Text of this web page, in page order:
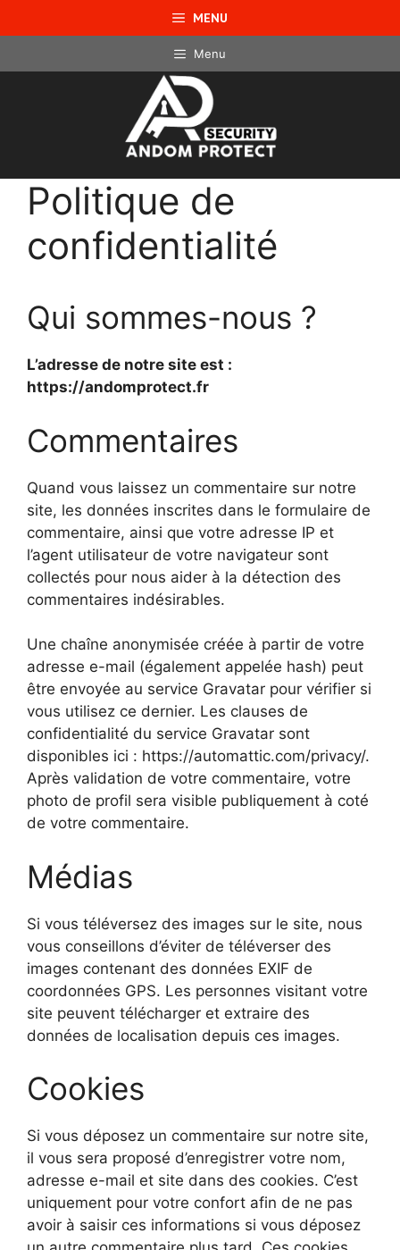
au
MENU
Menu
Politique de
confidentialité
Qui sommes-nous ?
L’adresse de notre site est :
https://andomprotect.fr
Commentaires
Quand vous laissez un commentaire sur notre
site, les données inscrites dans le formulaire de
commentaire, ainsi que votre adresse IP et
l’agent utilisateur de votre navigateur sont
collectés pour nous aider à la détection des
commentaires indésirables.
Une chaîne anonymisée créée à partir de votre
adresse e-mail (également appelée hash) peut
être envoyée au service Gravatar pour vérifier si
vous utilisez ce dernier. Les clauses de
confidentialité du service Gravatar sont
disponibles ici : https://automattic.com/privacy/.
Après validation de votre commentaire, votre
photo de profil sera visible publiquement à coté
de votre commentaire.
Médias
Si vous téléversez des images sur le site, nous
vous conseillons d’éviter de téléverser des
images contenant des données EXIF de
coordonnées GPS. Les personnes visitant votre
site peuvent télécharger et extraire des
données de localisation depuis ces images.
Cookies
Si vous déposez un commentaire sur notre site,
il vous sera proposé d’enregistrer votre nom,
adresse e-mail et site dans des cookies. C’est
uniquement pour votre confort afin de ne pas
avoir à saisir ces informations si vous déposez